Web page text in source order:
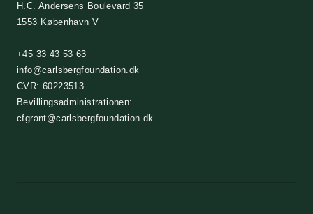
H.C. Andersens Boulevard 35
1553 København V
+45 33 43 53 63
info@carlsbergfoundation.dk
CVR: 60223513
Bevillingsadministrationen:
cfgrant@carlsbergfoundation.dk